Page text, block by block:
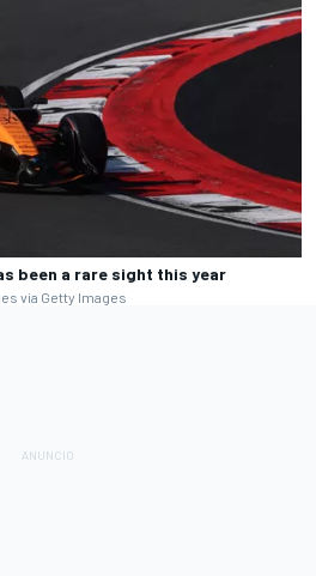
been a rare sight this year
via Getty Images